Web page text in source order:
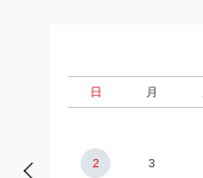
日 月
2 3